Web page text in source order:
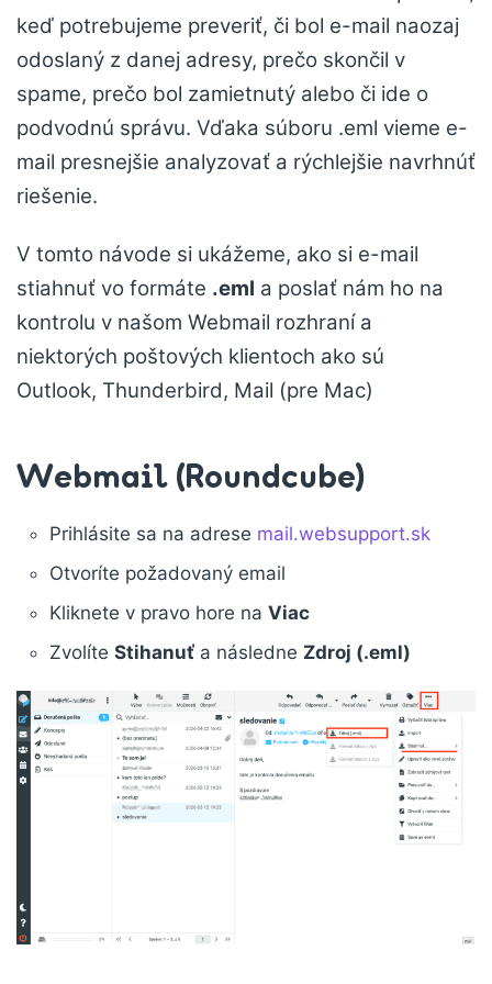
keď potrebujeme preveriť, či bol e-mail naozaj
odoslaný z danej adresy, prečo skončil v
spame, prečo bol zamietnutý alebo či ide o
podvodnú správu. Vďaka súboru .eml vieme e-
mail presnejšie analyzovať a rýchlejšie navrhnúť
riešenie.
V tomto návode si ukážeme, ako si e-mail
stiahnuť vo formáte .eml a poslať nám ho na
kontrolu v našom Webmail rozhraní a
niektorých poštových klientoch ako sú
Outlook, Thunderbird, Mail (pre Mac)
Webmail (Roundcube)
Prihlásite sa na adrese mail.websupport.sk
Otvoríte požadovaný email
Kliknete v pravo hore na Viac
Zvolíte Stihanuť a následne Zdroj (.eml)